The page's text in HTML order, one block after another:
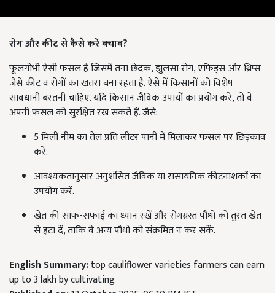
रोग और कीट से कैसे करें बचाव?
फूलगोभी ऐसी फसल है जिसमें तना छेदक, झुलसा रोग, एफिड्स और थ्रिप्स
जैसे कीट व रोगों का खतरा बना रहता है. ऐसे में किसानों को विशेष
सावधानी बरतनी चाहिए. यदि किसान जैविक उपायों का प्रयोग करें, तो वे
अपनी फसल को सुरक्षित रख सकते हैं. जैसे:
5 मिली नीम का तेल प्रति लीटर पानी में मिलाकर फसल पर छिड़काव
करें.
आवश्यकतानुसार अनुशंसित जैविक या रासायनिक कीटनाशकों का
उपयोग करें.
खेत की साफ-सफाई का ध्यान रखें और रोगग्रस्त पौधों को तुरंत खेत
से हटा दें, ताकि वे अन्य पौधों को संक्रमित न कर सकें.
English Summary:top cauliflower varieties farmers can earn
up to 3 lakh by cultivating